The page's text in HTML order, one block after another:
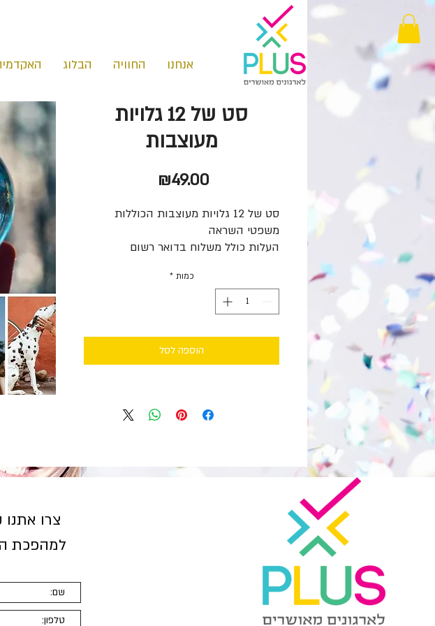
אנחנו החוויה הבלוג
סט של 12 גלויות
מעוצבות
₪49.00
סט של 12 גלויות מעוצבות הכוללות
משפטי השראה
העלות כולל משלוח בדואר רשום
כמות *
הוספה לסל
צרו
למהפכת